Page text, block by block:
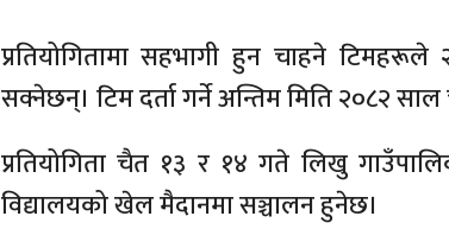
प्रतियोगितामा सहभागी हुन चाहने
सक्नेछन्। टिम दर्ता गर्ने अन्तिम मिति २०८२
प्रतियोगिता चैत १३ र १४ गते लिखु
विद्यालयको खेल मैदानमा सञ्चालन हुनेछ।